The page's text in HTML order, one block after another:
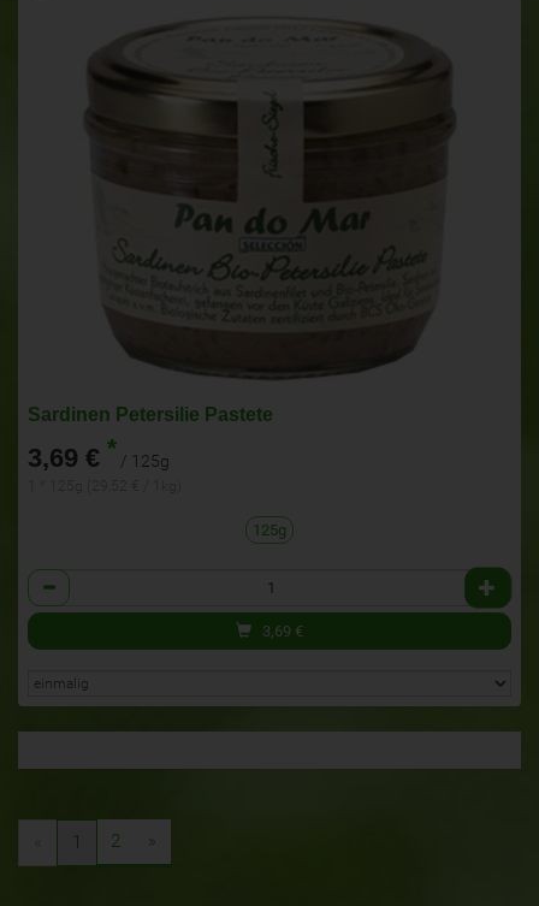
Sardinen Petersilie Pastete
3,69 € * / 125g
125g
Anzahl
3,69 €
1 2 »